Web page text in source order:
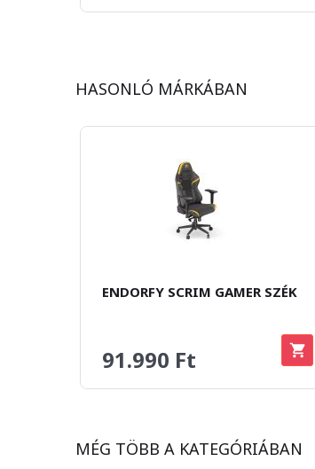
HASONLÓ MÁRKÁBAN
ENDORFY SCRIM GAMER SZÉK
91.990 Ft
MÉG TÖBB A KATEGÓRIÁBAN